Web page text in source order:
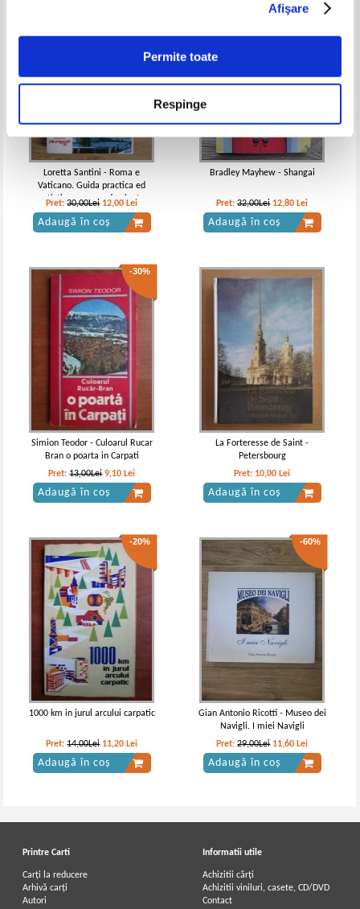
Afişare
Permite toate
Respinge
Loretta Santini - Roma e
Vaticano. Guida practica ed
artistica con grande pianta
Pret:30,00Lei 12,00 Lei
Adaugă în coș
Bradley Mayhew - Shangai
Pret:32,00Lei 12,80 Lei
Adaugă în coș
-30%
Simion Teodor - Culoarul Rucar
Bran o poarta in Carpati
Pret:13,00Lei 9,10 Lei
Adaugă în coș
La Forteresse de Saint -
Petersbourg
Pret: 10,00 Lei
Adaugă în coș
-20%
1000 km in jurul arcului carpatic
Pret:14,00Lei 11,20 Lei
Adaugă în coș
-60%
Gian Antonio Ricotti - Museo dei
Navigli. I miei Navigli
Pret:29,00Lei 11,60 Lei
Adaugă în coș
Printre Carti
Carți la reducere
Arhivă carți
Autori
Informatii utile
Achizitii cărți
Achizitii viniluri, casete, CD/DVD
Contact